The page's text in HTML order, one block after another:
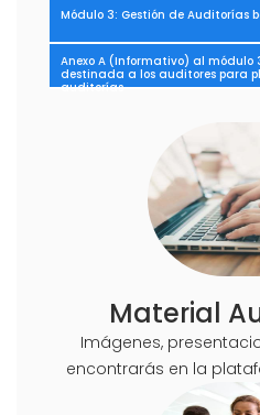
Módulo 3: Gestión de Auditorías
Anexo A (Informativo) al
destinada a los auditores para
auditorías
Material
Imágenes,
encontrarás en la